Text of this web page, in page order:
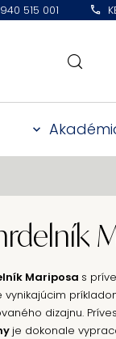
515 001
Mariposa s
vynikajúcim
dizajnu.
je dokonale